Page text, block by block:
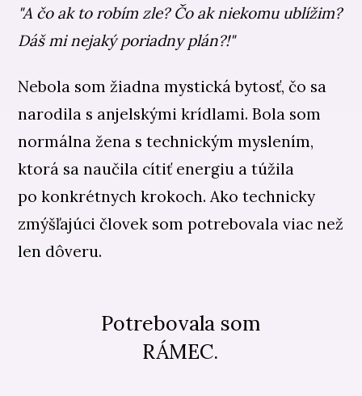
"A čo ak to robím zle? Čo ak niekomu ublížim?
Dáš mi nejaký poriadny plán?!"
Nebola som žiadna mystická bytosť, čo sa
narodila s anjelskými krídlami. Bola som
normálna žena s technickým myslením,
ktorá sa naučila cítiť energiu a túžila
po konkrétnych krokoch. Ako technicky
zmýšľajúci človek som potrebovala viac než
len dôveru.
Potrebovala som
RÁMEC.